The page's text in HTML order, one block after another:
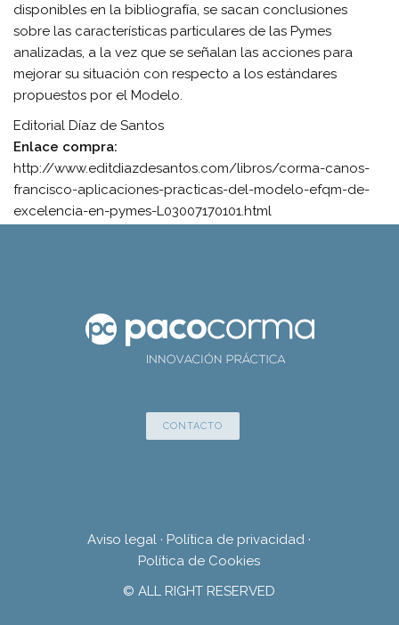
disponibles en la bibliografía, se sacan conclusiones
sobre las características particulares de las Pymes
analizadas, a la vez que se señalan las acciones para
mejorar su situación con respecto a los estándares
propuestos por el Modelo.
Editorial Díaz de Santos
Enlace compra:
http://www.editdiazdesantos.com/libros/corma-canos-
francisco-aplicaciones-practicas-del-modelo-efqm-de-
excelencia-en-pymes-L03007170101.html
CONTACTO
Aviso legal · Política de privacidad ·
Política de Cookies
© ALL RIGHT RESERVED